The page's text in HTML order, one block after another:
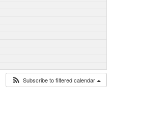
Subscribe to filtered calendar